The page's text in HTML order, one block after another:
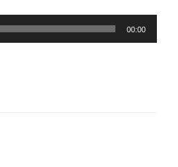
00:00